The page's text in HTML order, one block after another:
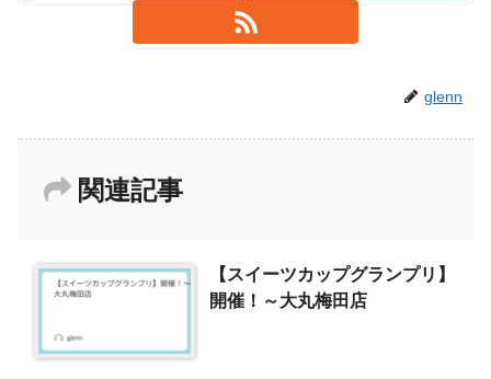
glenn
関連記事
【スイーツカップグランプリ】
開催！～大丸梅田店